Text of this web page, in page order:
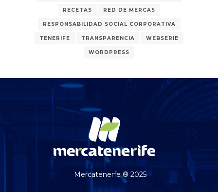
RECETAS RED DE MERCAS
RESPONSABILIDAD SOCIAL CORPORATIVA
TENERIFE TRANSPARENCIA WEBSERIE
WORDPRESS
Mercatenerfe ® 2025